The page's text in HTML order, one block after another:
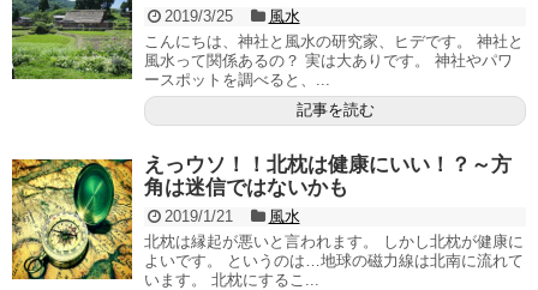
2019/3/25
風水
こんにちは、神社と風水の研究家、ヒデです。 神社と
風水って関係あるの？ 実は大ありです。 神社やパワ
ースポットを調べると、...
記事を読む
えっウソ！！北枕は健康にいい！？～方
角は迷信ではないかも
2019/1/21
風水
北枕は縁起が悪いと言われます。 しかし北枕が健康に
よいです。 というのは…地球の磁力線は北南に流れて
います。 北枕にするこ...